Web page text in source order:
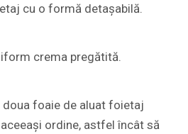
cu o formă detașabilă.
crema pregătită.
foaie de aluat foietaj
ordine, astfel încât să